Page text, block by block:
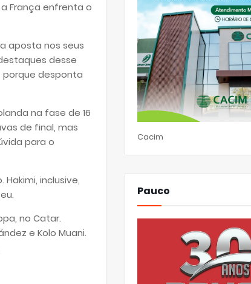
França enfrenta o
aposta nos seus
desse
porque desponta
na fase de 16
de final, mas
para o
inclusive,
no Catar.
e Kolo Muani.
Cacim
Pauco